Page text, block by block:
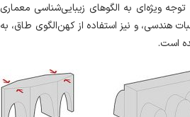
ویژه‌ای به الگوهای زیبایی‌شناسی معماری
هندسی، و نیز استفاده از کهن‌الگوی طاق، به
است.